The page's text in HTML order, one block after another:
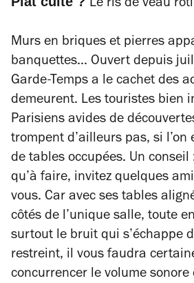
Le ris de veau
Murs en briques et pierres
banquettes… Ouvert depuis
Garde-Temps a le cachet des
demeurent. Les touristes bien
Parisiens avides de
trompent d’ailleurs pas, si l’on
de tables occupées. Un conseil
qu’à faire, invitez quelques
vous. Car avec ses tables
côtés de l’unique salle, toute
surtout le bruit qui s’échappe
restreint, il vous faudra
concurrencer le volume sonore